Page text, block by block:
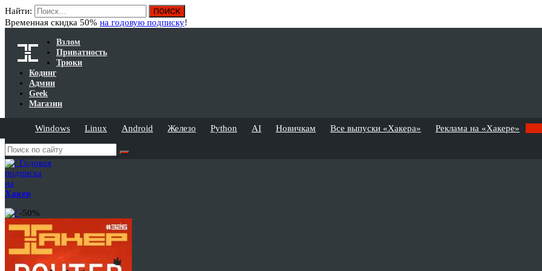
Найти:
Временная скидка 50% на годовую подписку!
Взлом
Приватность
Трюки
Кодинг
Админ
Geek
Магазин
Windows Linux Android Железо Python AI Новичкам Все выпуски «Хакера» Реклама на «Хакере»
Годовая
подписка
на
Хакер
-50%